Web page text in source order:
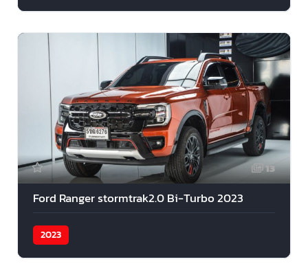
13
Ford Ranger stormtrak2.0 Bi-Turbo 2023
2023